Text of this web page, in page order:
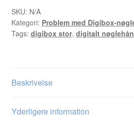
SKU: N/A
Kategori: Problem med Digibox-
Tags: digibox stor, digitalt
Beskrivelse
Yderligere information